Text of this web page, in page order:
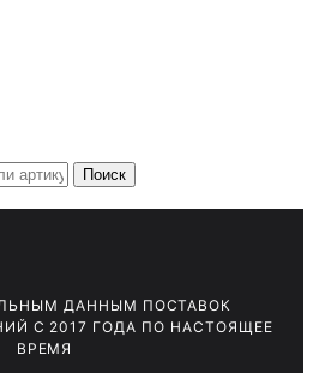
Поиск
ДАННЫМ ПОСТАВОК
С 2017 ГОДА ПО НАСТОЯЩЕЕ
ВРЕМЯ